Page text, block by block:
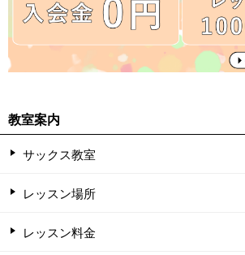
教室案内
サックス教室
レッスン場所
レッスン料金